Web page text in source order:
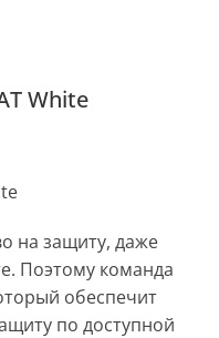
White
на защиту, даже
Поэтому команда
обеспечит
по доступной